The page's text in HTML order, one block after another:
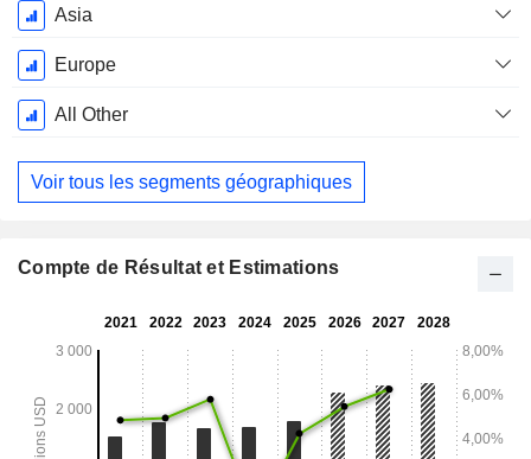
Décembre
Asia
Europe
All Other
Voir tous les segments géographiques
Compte de Résultat et Estimations